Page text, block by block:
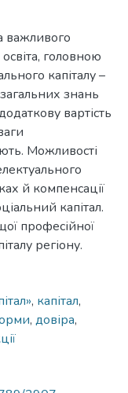
важливого
головною
капіталу –
знань
вартість
Можливості
й компенсації
капітал.
професійної
регіону.
, капітал,
, довіра,